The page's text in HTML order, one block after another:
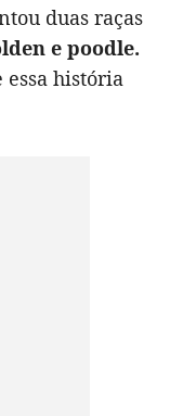
duas raças
e poodle.
história